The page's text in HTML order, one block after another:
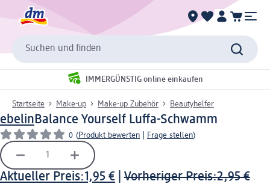
Suchen und finden
IMMERGÜNSTIG online einkaufen
Startseite Make-up Make-up Zubehör Beautyhelfer
ebelinBalance Yourself Luffa-Schwamm
0 (Produkt bewerten Frage stellen)
Aktueller Preis:1,95 € Vorheriger Preis:2,95 €